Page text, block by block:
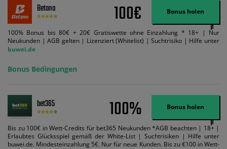
Betano 100€ Bonus holen
100% Bonus bis 80€ + 20€ Gratiswette ohne Einzahlung * 18+ | Nur
Neukunden | AGB gelten | Lizenziert (Whitelist) | Suchtrisiko | Hilfe unter
buwei.de
Bonus Bedingungen
bet365 100% Bonus holen
Bis zu 100€ in Wett-Credits für bet365 Neukunden *AGB beachten | 18+ |
Erlaubtes Glücksspiel gemäß der White-List | Suchtrisiken | Hilfe unter
buwei.de. Mindesteinzahlung 5€. Nur für neue Kunden. Bis zu €100 in Wett-